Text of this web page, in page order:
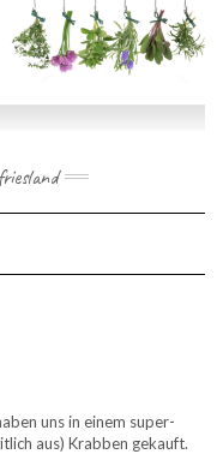
uns in einem super-
aus) Krabben gekauft.